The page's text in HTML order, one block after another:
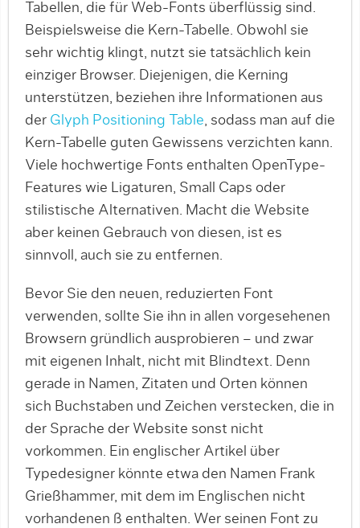
Tabellen, die für Web-Fonts überflüssig sind.
Beispielsweise die Kern-Tabelle. Obwohl sie
sehr wichtig klingt, nutzt sie tatsächlich kein
einziger Browser. Diejenigen, die Kerning
unterstützen, beziehen ihre In­for­ma­tionen aus
der Glyph Positioning Table, sodass man auf die
Kern-Tabelle guten Gewissens verzichten kann.
Viele hochwertige Fonts enthalten OpenType-
Features wie Ligaturen, Small Caps oder
stilistische Alternativen. Macht die Website
aber keinen Gebrauch von diesen, ist es
sinnvoll, auch sie zu entfernen.
Bevor Sie den neuen, reduzierten Font
verwenden, sollte Sie ihn in allen vorgesehenen
Browsern gründlich ausprobieren – und zwar
mit eigenen Inhalt, nicht mit Blindtext. Denn
gerade in Namen, Zitaten und Orten können
sich Buchstaben und Zeichen verstecken, die in
der Sprache der Website sonst nicht
vorkommen. Ein englischer Artikel über
Typedesigner könnte etwa den Namen Frank
Grießhammer, mit dem im Englischen nicht
vorhande­nen ß enthalten. Wer seinen Font zu